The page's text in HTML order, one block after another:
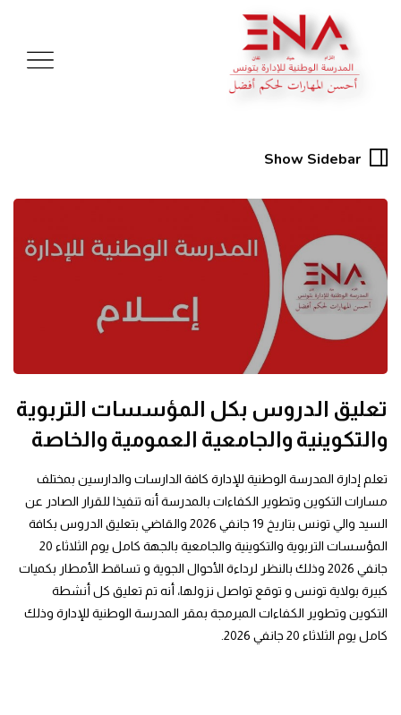
Show Sidebar
تعليق الدروس بكل المؤسسات التربوية
والتكوينية والجامعية العمومية والخاصة
تعلم إدارة المدرسة الوطنية للإدارة كافة الدارسات والدارسين بمختلف
مسارات التكوين وتطوير الكفاءات بالمدرسة أنه تنفيذا للقرار الصادر عن
السيد والي تونس بتاريخ 19 جانفي 2026 والقاضي بتعليق الدروس بكافة
المؤسسات التربوية والتكوينية والجامعية بالجهة كامل يوم الثلاثاء 20
جانفي 2026 وذلك بالنظر لرداءة الأحوال الجوية و تساقط الأمطار بكميات
كبيرة بولاية تونس و توقع تواصل نزولها، أنه تم تعليق كل أنشطة
التكوين وتطوير الكفاءات المبرمجة بمقر المدرسة الوطنية للإدارة وذلك
كامل يوم الثلاثاء 20 جانفي 2026.